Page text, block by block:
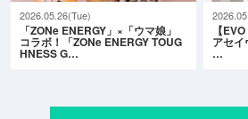
2026.05.26(Tue)
「ZONe ENERGY」×「ウマ娘」
コラボ！「ZONe ENERGY TOUG
HNESS G…
【
アセ
…